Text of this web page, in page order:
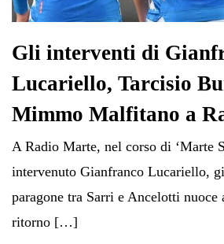
Gli interventi di
Lucariello, Tarcisio
Mimmo Malfitano a
A Radio Marte, nel corso di ‘Marte
intervenuto Gianfranco Lucariello,
paragone tra Sarri e Ancelotti nuoce
ritorno […]